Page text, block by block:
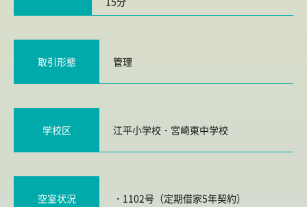
取引形態 管理
学校区 江平小学校 ・ 宮崎東中学校
空室状況 ・1102号（定期借家5年契約）